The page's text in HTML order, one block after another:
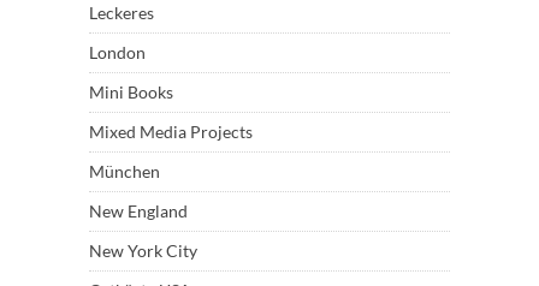
Leckeres
London
Mini Books
Mixed Media Projects
München
New England
New York City